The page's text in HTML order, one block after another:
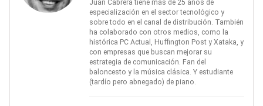
Juan Cabrera tiene más de 25 años de
especialización en el sector tecnológico y
sobre todo en el canal de distribución. También
ha colaborado con otros medios, como la
histórica PC Actual, Huffington Post y Xataka, y
con empresas que buscan mejorar su
estrategia de comunicación. Fan del
baloncesto y la música clásica. Y estudiante
(tardío pero abnegado) de piano.